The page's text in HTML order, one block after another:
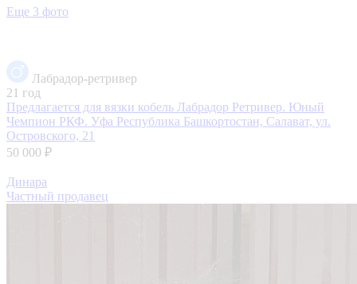
Еще 3 фото
Лабрадор-ретривер
21 год
Предлагается для вязки кобель Лабрадор Ретривер. Юный
Чемпион РКФ. Уфа Республика Башкортостан, Салават, ул.
Островского, 21
50 000 ₽
Динара
Частный продавец